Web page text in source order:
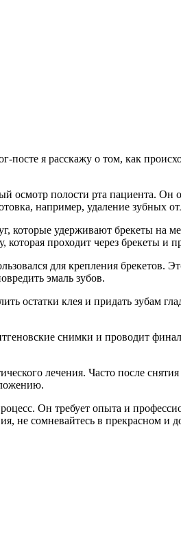
я расскажу о том, как
осмотр полости рта пациента.
например, удаление зубных
которые удерживают брекеты на
которая проходит через брекеты
для крепления
эмаль зубов.
остатки клея и придать зубам
снимки и проводит
лечения. Часто после
Он требует опыта и
не сомневайтесь в прекрасном